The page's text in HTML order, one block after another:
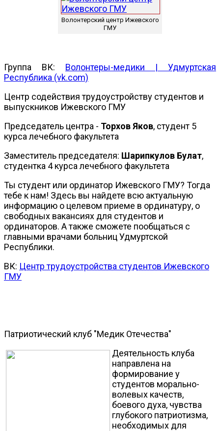
Волонтерский центр Ижевского
ГМУ
Группа ВК: Волонтеры-медики | Удмуртская
Республика (vk.com)
Центр содействия трудоустройству студентов и
выпускников Ижевского ГМУ
Председатель центра - Торхов Яков, студент 5
курса лечебного факультета
Заместитель председателя: Шарипкулов Булат,
студентка 4 курса лечебного факультета
Ты студент или ординатор Ижевского ГМУ? Тогда
тебе к нам! Здесь вы найдете всю актуальную
информацию о целевом приеме в ординатуру, о
свободных вакансиях для студентов и
ординаторов. А также сможете пообщаться с
главными врачами больниц Удмуртской
Республики.
ВК: Центр трудоустройства студентов Ижевского
ГМУ
Патриотический клуб "Медик Отечества"
Деятельность клуба
направлена на
формирование у
студентов морально-
волевых качеств,
боевого духа, чувства
глубокого патриотизма,
необходимых для